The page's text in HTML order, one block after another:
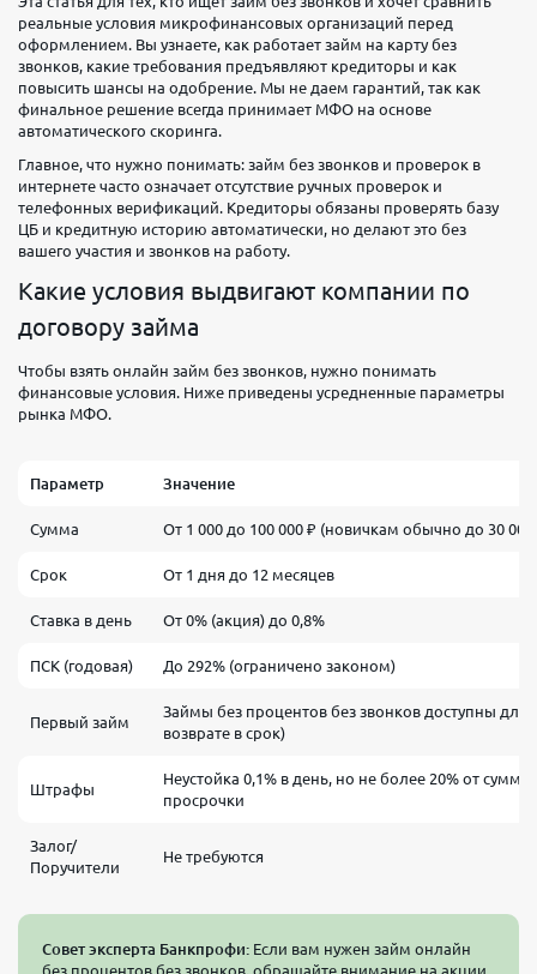
реальные условия микрофинансовых организаций перед
оформлением. Вы узнаете, как работает займ на карту без
звонков, какие требования предъявляют кредиторы и как
повысить шансы на одобрение. Мы не даем гарантий, так как
финальное решение всегда принимает МФО на основе
автоматического скоринга.
Главное, что нужно понимать: займ без звонков и проверок в
интернете часто означает отсутствие ручных проверок и
телефонных верификаций. Кредиторы обязаны проверять базу
ЦБ и кредитную историю автоматически, но делают это без
вашего участия и звонков на работу.
Какие условия выдвигают компании по
договору займа
Чтобы взять онлайн займ без звонков, нужно понимать
финансовые условия. Ниже приведены усредненные параметры
рынка МФО.
Параметр Значение
Сумма От 1 000 до 100 000 ₽ (новичкам обычно до 30 000
Срок От 1 дня до 12 месяцев
Ставка в день От 0% (акция) до 0,8%
ПСК (годовая) До 292% (ограничено законом)
Первый займ
Займы без процентов без звонков доступны для
возврате в срок)
Штрафы
Неустойка 0,1% в день, но не более 20% от
просрочки
Залог/
Поручители
Не требуются
Совет эксперта Банкпрофи: Если вам нужен займ онлайн
без процентов без звонков, обращайте внимание на акции